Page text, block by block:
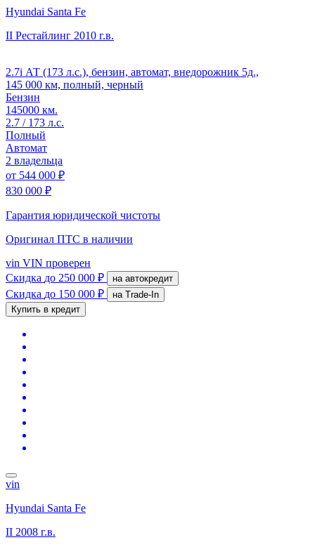
Hyundai Santa Fe
II Рестайлинг 2010 г.в.
2.7i АТ (173 л.с.), бензин, автомат, внедорожник 5д.,
145 000 км, полный, черный
Бензин
145000 км.
2.7 / 173 л.с.
Полный
Автомат
2 владельца
от 544 000 ₽
830 000 ₽
Гарантия юридической чистоты
Оригинал ПТС в наличии
vin VIN проверен
Скидка до 250 000 ₽ на автокредит
Скидка до 150 000 ₽
на Trade-In
Купить в кредит
vin
Hyundai Santa Fe
II 2008 г.в.